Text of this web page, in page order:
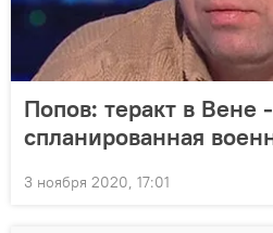
Попов: теракт в Вене
спланированная
3 ноября 2020, 17:01